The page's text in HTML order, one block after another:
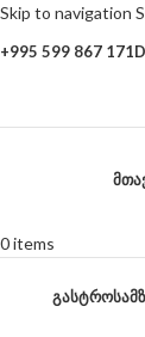
Skip to navigation
+995 599 867 171
0items
ᲒᲐᲡᲢᲠᲝ